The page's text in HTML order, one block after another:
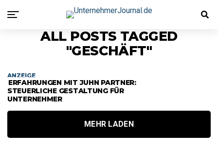
ALL POSTS TAGGED
"GESCHÄFT"
ANZEIGE
ERFAHRUNGEN MIT JUHN PARTNER:
STEUERLICHE GESTALTUNG FÜR
UNTERNEHMER
MEHR LADEN